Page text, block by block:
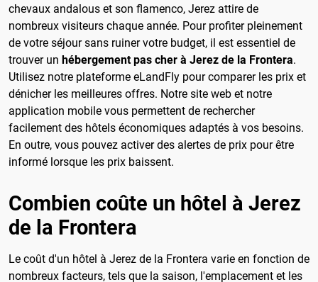
chevaux andalous et son flamenco, Jerez attire de
nombreux visiteurs chaque année. Pour profiter pleinement
de votre séjour sans ruiner votre budget, il est essentiel de
trouver un hébergement pas cher à Jerez de la Frontera.
Utilisez notre plateforme eLandFly pour comparer les prix et
dénicher les meilleures offres. Notre site web et notre
application mobile vous permettent de rechercher
facilement des hôtels économiques adaptés à vos besoins.
En outre, vous pouvez activer des alertes de prix pour être
informé lorsque les prix baissent.
Combien coûte un hôtel à Jerez
de la Frontera
Le coût d'un hôtel à Jerez de la Frontera varie en fonction de
nombreux facteurs, tels que la saison, l'emplacement et les